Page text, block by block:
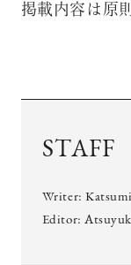
掲載内容は原
STAFF
Writer:
Editor: